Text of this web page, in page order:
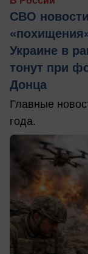
СВО
Украине в
тонут при
Донца
Главные
года.